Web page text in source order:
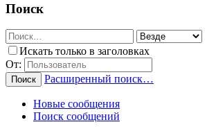
Поиск
Искать только в заголовках
От:
Поиск Расширенный поиск…
Новые сообщения
Поиск сообщений